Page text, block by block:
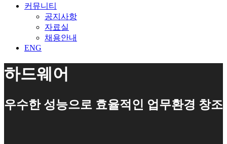
커뮤니티
공지사항
자료실
채용안내
ENG
하드웨어
우수한 성능으로 효율적인 업무환경 창조